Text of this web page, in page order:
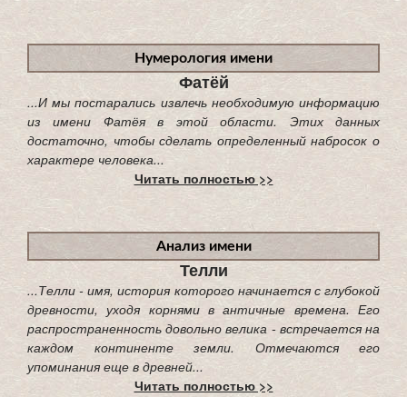
Нумерология имени
Фатёй
...И мы постарались извлечь необходимую информацию
из имени Фатёя в этой области. Этих данных
достаточно, чтобы сделать определенный набросок о
характере человека...
Читать полностью >>
Анализ имени
Телли
...Телли - имя, история которого начинается с глубокой
древности, уходя корнями в античные времена. Его
распространенность довольно велика - встречается на
каждом континенте земли. Отмечаются его
упоминания еще в древней...
Читать полностью >>